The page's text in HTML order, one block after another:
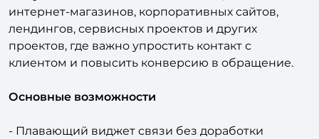
Модуль подходит для любых сайтов, в том числе
интернет-магазинов, корпоративных сайтов,
лендингов, сервисных проектов и других
проектов, где важно упростить контакт с